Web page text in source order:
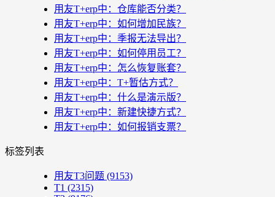
用友T+erp中：仓库能否分类？
用友T+erp中：如何增加民族？
用友T+erp中：季报无法导出？
用友T+erp中：如何停用员工？
用友T+erp中：怎么恢复账套？
用友T+erp中：T+暂估方式？
用友T+erp中：什么是演示版？
用友T+erp中：新建快捷方式？
用友T+erp中：如何报销支票？
标签列表
用友T3问题 (9153)
T1 (2315)